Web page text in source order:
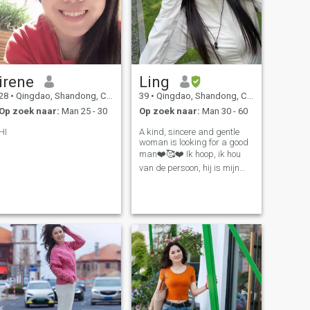
irene
• Qingdao, Shandong, China
Op zoek naar: Man 25 - 30
HI
Ling
39 • Qingdao, Shandong, China
Op zoek naar: Man 30 - 60
A kind, sincere and gentle
woman is looking for a good
man❤️🥰❤️ Ik hoop, ik hou
van de persoon, hij is mijn
bereid om nieuwe dingen
samen te ervaren voor
elkaar.